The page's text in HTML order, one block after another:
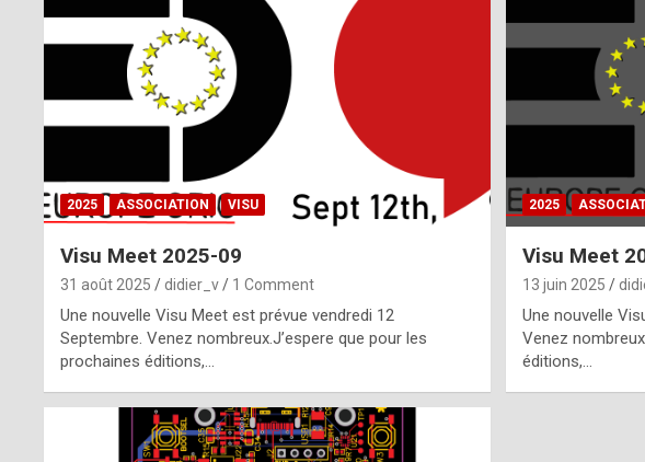
m
2025 ASSOCIATION VISU
Visu Meet 2025-09
31 août 2025 didier_v 1 Comment
Une nouvelle Visu Meet est prévue vendredi 12
Septembre. Venez nombreux.J’espere que pour les
prochaines éditions,…
2025
Visu Meet
13 juin 2025
Une nouvelle
Venez
éditions,…